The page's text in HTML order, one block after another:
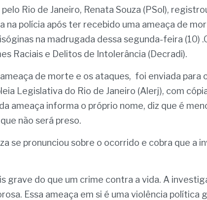
Rio de Janeiro, Renata Souza (PSol),
na polícia após ter recebido uma ameaça de
na madrugada dessa segunda-feira (10)
Raciais e Delitos de Intolerância (Decradi).
de morte e os ataques,  foi enviada para
Legislativa do Rio de Janeiro (Alerj), com
ameaça informa o próprio nome, diz que é
não será preso.
se pronunciou sobre o ocorrido e cobra que a
grave do que um crime contra a vida. A
Essa ameaça em si é uma violência política